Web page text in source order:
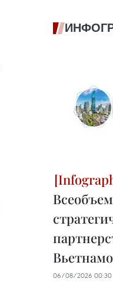
06/08/2026 00:30